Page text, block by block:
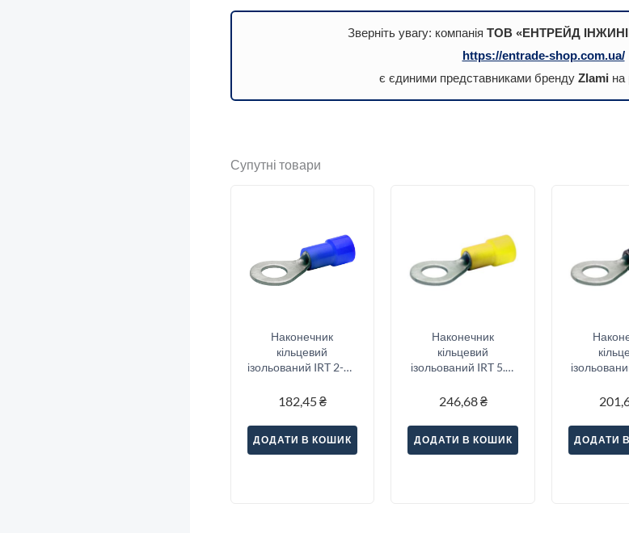
Зверніть увагу: компанія ТОВ «ЕНТРЕЙД
https://entrade-shop.com.ua/
є єдиними представниками бренду Zlami на
Супутні товари
Наконечник
кільцевий
ізольований IRT 2-10
182,45₴
ДОДАТИ В КОШИК
Наконечник
кільцевий
ізольований IRT 5.5-
246,68₴
ДОДАТИ В КОШИК ДОДАТИ